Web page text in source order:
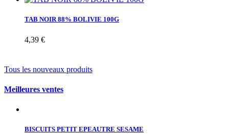
TAB NOIR 88% BOLIVIE 100G
4,39 €
Tous les nouveaux produits
Meilleures ventes
BISCUITS PETIT EPEAUTRE SESAME